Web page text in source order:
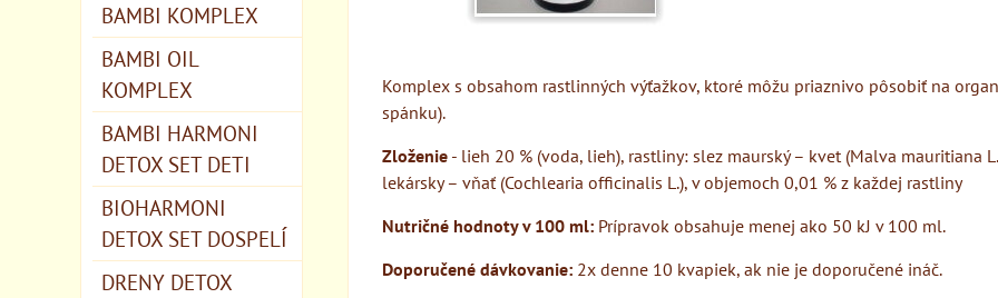
Komplex s obsahom rastlinných výťažkov, ktoré môžu priaznivo pôsobiť na
spánku).
Zloženie - lieh 20 % (voda, lieh), rastliny: slez maurský – kvet (Malva mauritiana
lekársky – vňať (Cochlearia officinalis L.), v objemoch 0,01 % z každej rastliny
Nutričné hodnoty v 100 ml: Prípravok obsahuje menej ako 50 kJ v 100 ml.
Doporučené dávkovanie: 2x denne 10 kvapiek, ak nie je doporučené ináč.
BAMBI KOMPLEX
BAMBI OIL
KOMPLEX
BAMBI HARMONI
DETOX SET DETI
BIOHARMONI
DETOX SET DOSPELÍ
DRENY DETOX